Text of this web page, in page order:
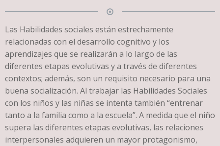
Las Habilidades sociales están estrechamente
relacionadas con el desarrollo cognitivo y los
aprendizajes que se realizarán a lo largo de las
diferentes etapas evolutivas y a través de diferentes
contextos; además, son un requisito necesario para una
buena socialización. Al trabajar las Habilidades Sociales
con los niños y las niñas se intenta también “entrenar
tanto a la familia como a la escuela”. A medida que el niño
supera las diferentes etapas evolutivas, las relaciones
interpersonales adquieren un mayor protagonismo,